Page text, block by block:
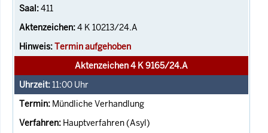
411
4 K 10213/24.A
Termin aufgehoben
Aktenzeichen 4 K 9165/24.A
11:00 Uhr
Mündliche Verhandlung
Hauptverfahren (Asyl)